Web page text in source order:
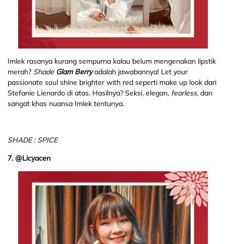
Imlek rasanya kurang sempurna kalau belum mengenakan lipstik
merah? Shade Glam Berryadalah jawabannya! Let your
passionate soul shine brighter with red seperti make up look dari
Stefanie Lienardo di atas. Hasilnya? Seksi, elegan, fearless, dan
sangat khas nuansa Imlek tentunya.
SHADE : SPICE
7. @Licyacen